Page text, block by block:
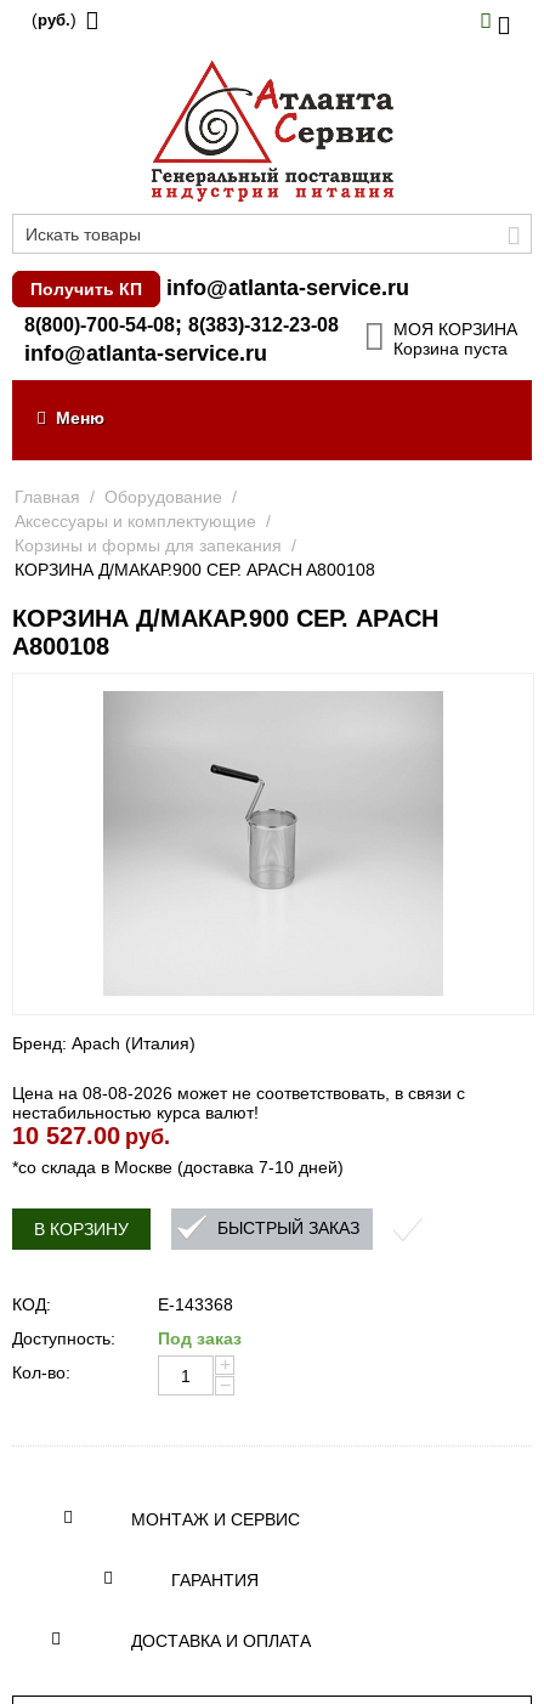
(руб.)
Получить КП info@atlanta-service.ru
8(800)-700-54-08; 8(383)-312-23-08
info@atlanta-service.ru
МОЯ КОРЗИНА
Корзина пуста
Меню
Главная / Оборудование /
Аксессуары и комплектующие /
Корзины и формы для запекания /
КОРЗИНА Д/МАКАР.900 СЕР. APACH A800108
КОРЗИНА Д/МАКАР.900 СЕР. APACH
A800108
Бренд: Apach (Италия)
Цена на 08-08-2026 может не соответствовать, в связи с
нестабильностью курса валют!
10 527.00 руб.
*со склада в Москве (доставка 7-10 дней)
В КОРЗИНУ БЫСТРЫЙ ЗАКАЗ
КОД:
E-143368
Доступность:
Под заказ
Кол-во:
+
−
МОНТАЖ И СЕРВИС
ГАРАНТИЯ
ДОСТАВКА И ОПЛАТА